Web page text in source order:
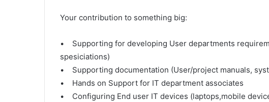
Your contribution to something big:
• Supporting for developing User departments
spesiciations)
• Supporting documentation (User/project manuals,
• Hands on Support for IT department associates
• Configuring End user IT devices (laptops,mobile